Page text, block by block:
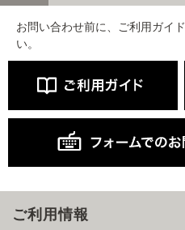
お問い合わせ前に、ご利用ガイ
い。
ご利用情報